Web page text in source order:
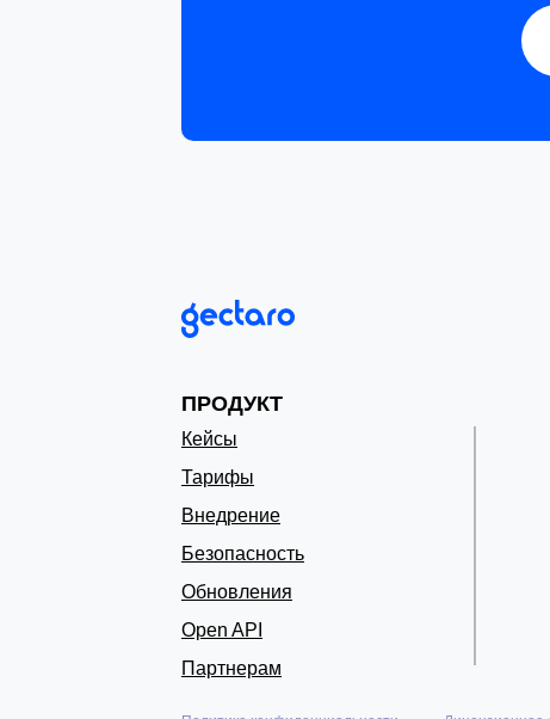
ПРОДУКТ
Внедрение
Безопасность
Обновления
Open API
Кейсы
Тарифы
Партнерам